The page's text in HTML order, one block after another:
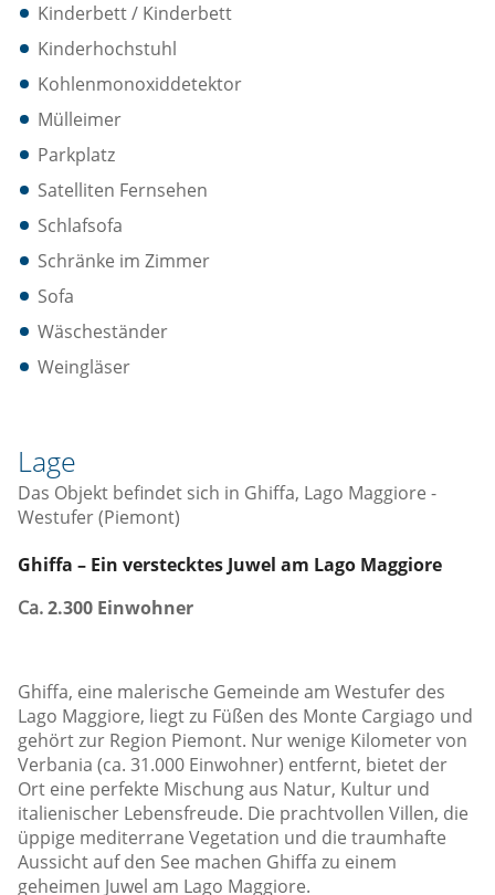
Kinderbett / Kinderbett
Kinderhochstuhl
Kohlenmonoxiddetektor
Mülleimer
Parkplatz
Satelliten Fernsehen
Schlafsofa
Schränke im Zimmer
Sofa
Wäscheständer
Weingläser
Lage
Das Objekt befindet sich in Ghiffa, Lago Maggiore -
Westufer (Piemont)
Ghiffa – Ein verstecktes Juwel am Lago Maggiore
Ca.2.300 Einwohner
Ghiffa, eine malerische Gemeinde am Westufer des
Lago Maggiore, liegt zu Füßen des Monte Cargiago und
gehört zur Region Piemont. Nur wenige Kilometer von
Verbania (ca. 31.000 Einwohner) entfernt, bietet der
Ort eine perfekte Mischung aus Natur, Kultur und
italienischer Lebensfreude. Die prachtvollen Villen, die
üppige mediterrane Vegetation und die traumhafte
Aussicht auf den See machen Ghiffa zu einem
geheimen Juwel am Lago Maggiore.